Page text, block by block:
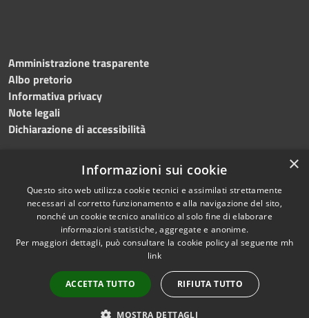
Amministrazione trasparente
Albo pretorio
Informativa privacy
Note legali
Dichiarazione di accessibilità
Accessibilità
Mappa del sito
Copyright © 2026 • Comune di
Salemi • Powered by
redazione
×
Informazioni sui cookie
Questo sito web utilizza cookie tecnici e assimilati strettamente
necessari al corretto funzionamento e alla navigazione del sito,
nonché un cookie tecnico analitico al solo fine di elaborare
informazioni statistiche, aggregate e anonime.
Per maggiori dettagli, può consultare la cookie policy al seguente mh
link
ACCETTA TUTTO RIFIUTA TUTTO
MOSTRA DETTAGLI